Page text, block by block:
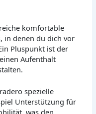
komfortable
in denen du dich vor
Pluspunkt ist der
Aufenthalt
spezielle
Unterstützung für